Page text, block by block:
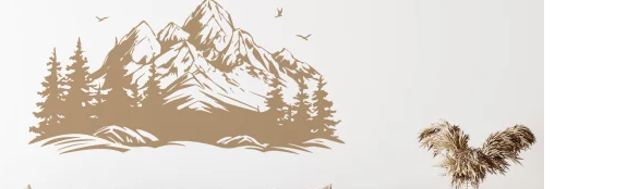
Schaufensterbeschriftung
Öffnungszeiten
Sichtschutzfolien Gewerbe
Glasbeschriftung
Glasmotive